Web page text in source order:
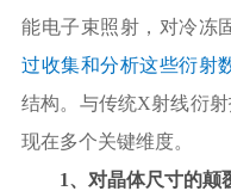
能电子束照射，对冷冻
过收集和分析这些衍射
结构。与传统X射线衍
现在多个关键维度。
1、对晶体尺寸的颠